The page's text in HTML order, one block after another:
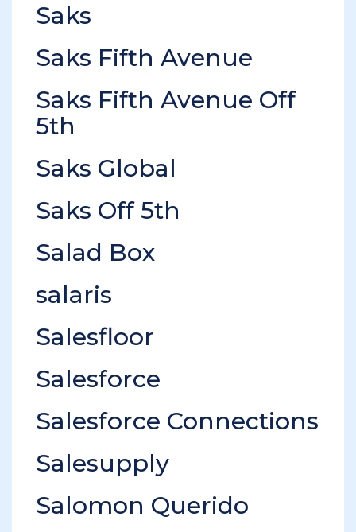
Saks
Saks Fifth Avenue
Saks Fifth Avenue Off
5th
Saks Global
Saks Off 5th
Salad Box
salaris
Salesfloor
Salesforce
Salesforce Connections
Salesupply
Salomon Querido